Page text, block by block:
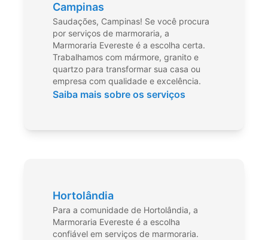
Campinas
Saudações, Campinas! Se você procura
por serviços de marmoraria, a
Marmoraria Evereste é a escolha certa.
Trabalhamos com mármore, granito e
quartzo para transformar sua casa ou
empresa com qualidade e excelência.
Saiba mais sobre os serviços
Hortolândia
Para a comunidade de Hortolândia, a
Marmoraria Evereste é a escolha
confiável em serviços de marmoraria.